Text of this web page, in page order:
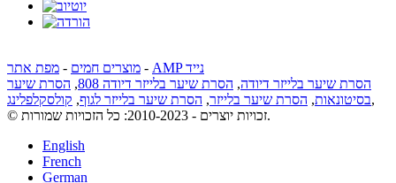
מוצרים חמים - מפת אתר -
AMP נייד
הסרת שיער בלייזר דיודה, הסרת שיער בלייזר דיודה 808 , הסרת שיער
בסיטונאות, הסרת שיער בלייזר, הסרת שיער בלייזר לגוף, קולסקלפלינג
,
© זכויות יוצרים - 2010-2023: כל הזכויות שמורות.
English
French
German